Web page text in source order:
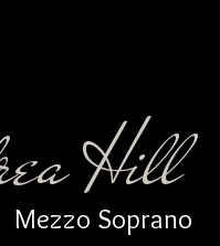
Mezzo Soprano
Hill